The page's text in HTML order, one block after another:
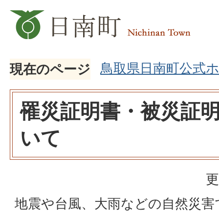
現在のページ 鳥取県日南町公式
罹災証明書・被災証
いて
地震や台風、大雨などの自然災